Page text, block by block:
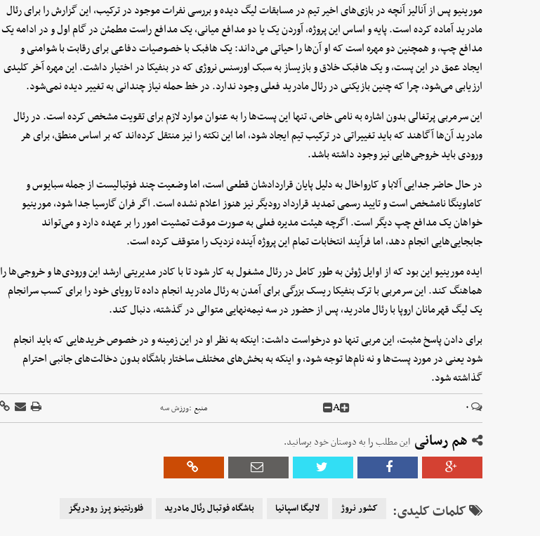
مورینیو پس از آنالیز آنچه در بازی‌های اخیر تیم در مسابقات لیگ دیده و بررسی نفرات موجود در ترکیب، این گزارش را برای رئال
مادرید آماده کرده است. پایه و اساس این پروژه، آوردن یک یا دو مدافع میانی، یک مدافع راست مطمئن در گام اول و در ادامه یک
مدافع چپ، و همچنین دو مهره است که او آن‌ها را حیاتی می‌داند: یک هافبک با خصوصیات دفاعی برای رقابت با شوامنی و
ایجاد عمق در این پست، و یک هافبک خلاق و بازیساز به سبک اورسنس نروژی که در بنفیکا در اختیار داشت. این مهره آخر کلیدی
ارزیابی می‌شود، چرا که چنین بازیکنی در رئال مادرید فعلی وجود ندارد. در خط حمله نیاز چندانی به تغییر دیده نمی‌شود.
این سرمربی پرتغالی بدون اشاره به نامی خاص، تنها این پست‌ها را به عنوان موارد لازم برای تقویت مشخص کرده است. در رئال
مادرید آن‌ها آگاهند که باید تغییراتی در ترکیب تیم ایجاد شود، اما این نکته را نیز منتقل کرده‌اند که بر اساس منطق، برای هر
ورودی باید خروجی‌هایی نیز وجود داشته باشد.
در حال حاضر جدایی آلابا و کارواخال به دلیل پایان قراردادشان قطعی است، اما وضعیت چند فوتبالیست از جمله سبایوس و
کاماوینگا نامشخص است و تایید رسمی تمدید قرارداد رودیگر نیز هنوز اعلام نشده است. اگر فران گارسیا جدا شود، مورینیو
خواهان یک مدافع چپ دیگر است. اگرچه هیئت مدیره فعلی به صورت موقت تمشیت امور را بر عهده دارد و می‌تواند
جابجایی‌هایی انجام دهد، اما فرآیند انتخابات تمام این پروژه آینده نزدیک را متوقف کرده است.
ایده مورینیو این بود که از اوایل ژوئن به طور کامل در رئال مشغول به کار شود تا با کادر مدیریتی ارشد این ورودی‌ها و خروجی‌ها را
هماهنگ کند. این سرمربی با ترک بنفیکا ریسک بزرگی برای آمدن به رئال مادرید انجام داده تا رویای خود را برای کسب سرانجام
یک لیگ قهرمانان اروپا با رئال مادرید، پس از حضور در سه نیمه‌نهایی متوالی در گذشته، دنبال کند.
برای دادن پاسخ مثبت، این مربی تنها دو درخواست داشت: اینکه به نظر او در این زمینه و در خصوص خریدهایی که باید انجام
شود یعنی در مورد پست‌ها و نه نام‌ها توجه شود، و اینکه به بخش‌های مختلف ساختار باشگاه بدون دخالت‌های جانبی احترام
گذاشته شود.
۰ A منبع :ورزش سه
هم رسانی این مطلب را به دوستان خود برسانید.
کلمات کلیدی: کشور نروژ لالیگا اسپانیا باشگاه فوتبال رئال مادرید فلورنتینو پرز رودریگز